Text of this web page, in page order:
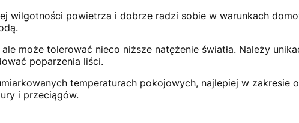
wilgotności powietrza i dobrze radzi sobie w warunkach
może tolerować nieco niższe natężenie światła. Należy
poparzenia liści.
temperaturach pokojowych, najlepiej w zakresie
i przeciągów.